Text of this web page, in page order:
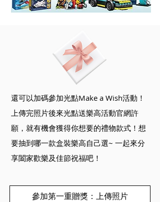
還可以加碼參加光點Make a Wish活動！
上傳完照片後來光點送樂高活動官網許
願，就有機會獲得你想要的禮物款式！想
要抽到哪一款盒裝樂高自己選~​ 一起來分
享闔家歡樂及佳節祝福吧​！
參加第一重贈獎：上傳照片